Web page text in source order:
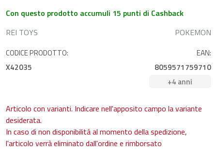
Con questo prodotto accumuli 15 punti di Cashback
REI TOYS
POKEMON
CODICE PRODOTTO:
X42035
EAN:
8059571759710
+4 anni
Articolo con varianti. Indicare nell'apposito campo la variante
desiderata.
In caso di non disponibilità al momento della spedizione,
l'articolo verrà eliminato dall'ordine e rimborsato